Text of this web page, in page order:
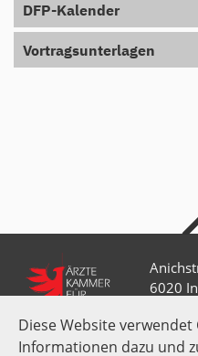
Diese Website verwendet
Informationen dazu und
DFP-Kalender
Vortragsunterlagen
6020
+43